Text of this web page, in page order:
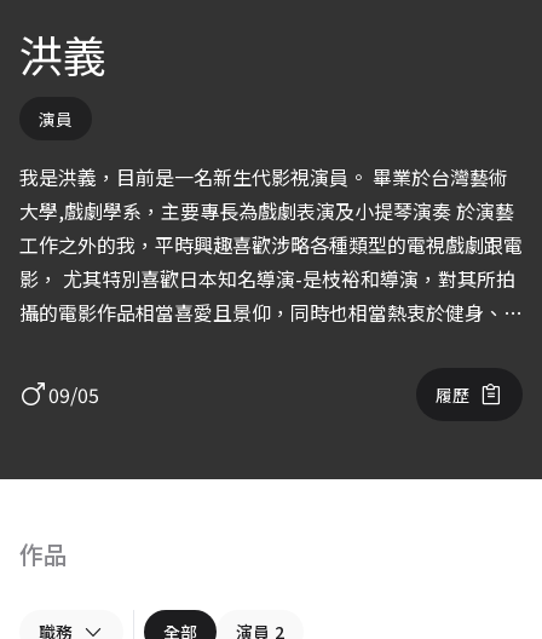
洪義
演員
我是洪義，目前是一名新生代影視演員。 畢業於台灣藝術
大學,戲劇學系，主要專長為戲劇表演及小提琴演奏 於演藝
工作之外的我，平時興趣喜歡涉略各種類型的電視戲劇跟電
影， 尤其特別喜歡日本知名導演-是枝裕和導演，對其所拍
攝的電影作品相當喜愛且景仰，同時也相當熱衷於健身、唱
最喜歡的，是與人們接觸，並與世界產生關聯，表演的意義
對我來說就是展現生命、分享生命；戲劇演出是我的工作，
多演出機會，並分享好作品給大眾，也期盼在演出上能有深
享。
09/05 履歷
作品
職務 全部 演員 2